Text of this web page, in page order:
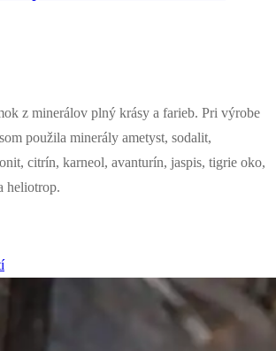
z minerálov plný krásy a farieb. Pri výrobe
použila minerály ametyst, sodalit,
citrín, karneol, avanturín, jaspis, tigrie oko,
heliotrop.